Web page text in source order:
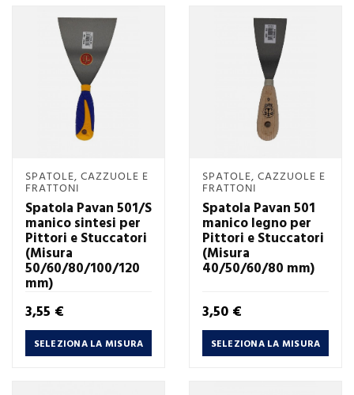
SPATOLE, CAZZUOLE E
FRATTONI
Spatola Pavan 501/S
manico sintesi per
Pittori e Stuccatori
(Misura
50/60/80/100/120
mm)
Prezzo
3,55 €
SELEZIONA LA MISURA
SPATOLE, CAZZUOLE E
FRATTONI
Spatola Pavan 501
manico legno per
Pittori e Stuccatori
(Misura
40/50/60/80 mm)
Prezzo
3,50 €
SELEZIONA LA MISURA